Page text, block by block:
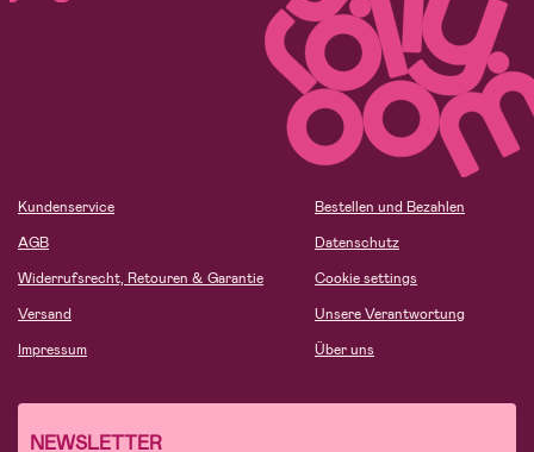
Kundenservice
AGB
Widerrufsrecht, Retouren & Garantie
Versand
Impressum
Bestellen und Bezahlen
Datenschutz
Cookie settings
Unsere Verantwortung
Über uns
NEWSLETTER